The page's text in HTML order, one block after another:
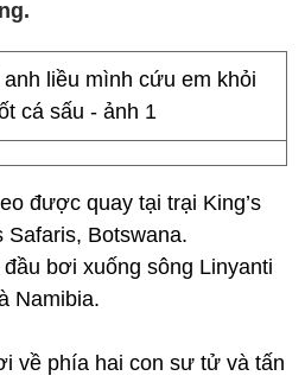
được quay tại trại King’s
Safaris, Botswana.
bơi xuống sông Linyanti
Namibia.
về phía hai con sư tử và tấn